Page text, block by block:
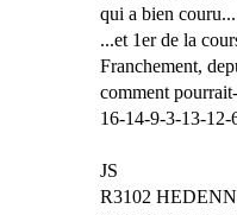
qui a bien couru...
...et 1er de la
Franchement,
comment
16-14-9-3-13-12-
JS
R3102